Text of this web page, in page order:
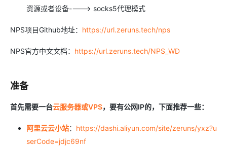
资源或者设备----> socks5代理模式
NPS项目Github地址： https://url.zeruns.tech/nps
NPS官方中文文档： https://url.zeruns.tech/NPS_WD
准备
首先需要一台云服务器或VPS，要有公网IP的，下面推荐一些：
阿里云云小站： https://dashi.aliyun.com/site/zeruns/yxz?u
serCode=jdjc69nf